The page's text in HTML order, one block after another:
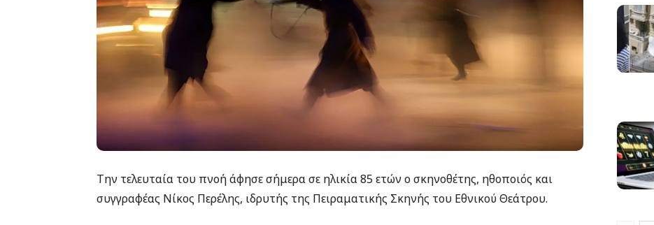
Την τελευταία του πνοή άφησε σήμερα σε ηλικία 85 ετών ο σκηνοθέτης, ηθοποιός και
συγγραφέας Νίκος Περέλης, ιδρυτής της Πειραματικής Σκηνής του Εθνικού Θεάτρου.